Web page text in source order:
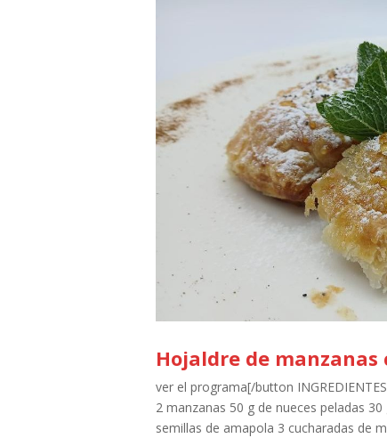
Hojaldre de manzanas
ver el programa[/button
2 manzanas 50 g de nueces peladas
semillas de amapola 3 cucharadas de